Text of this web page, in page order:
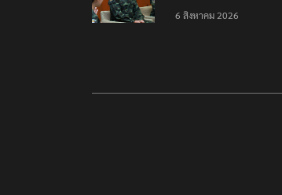
6 สิงหาคม 2026